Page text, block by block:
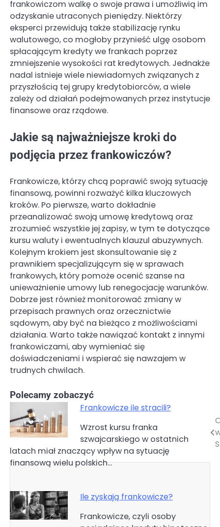
frankowiczom walkę o swoje prawa i umożliwią im
odzyskanie utraconych pieniędzy. Niektórzy
eksperci przewidują także stabilizację rynku
walutowego, co mogłoby przynieść ulgę osobom
spłacającym kredyty we frankach poprzez
zmniejszenie wysokości rat kredytowych. Jednakże
nadal istnieje wiele niewiadomych związanych z
przyszłością tej grupy kredytobiorców, a wiele
zależy od działań podejmowanych przez instytucje
finansowe oraz rządowe.
Jakie są najważniejsze kroki do
podjęcia przez frankowiczów?
Frankowicze, którzy chcą poprawić swoją sytuację
finansową, powinni rozważyć kilka kluczowych
kroków. Po pierwsze, warto dokładnie
przeanalizować swoją umowę kredytową oraz
zrozumieć wszystkie jej zapisy, w tym te dotyczące
kursu waluty i ewentualnych klauzul abuzywnych.
Kolejnym krokiem jest skonsultowanie się z
prawnikiem specjalizującym się w sprawach
frankowych, który pomoże ocenić szanse na
unieważnienie umowy lub renegocjację warunków.
Dobrze jest również monitorować zmiany w
przepisach prawnych oraz orzecznictwie
sądowym, aby być na bieżąco z możliwościami
działania. Warto także nawiązać kontakt z innymi
frankowiczami, aby wymieniać się
doświadczeniami i wspierać się nawzajem w
trudnych chwilach.
Polecamy zobaczyć
Frankowicze ile stracili?
Wzrost kursu franka
szwajcarskiego w ostatnich
latach miał znaczący wpływ na sytuację
finansową wielu polskich…
Ile zyskają frankowicze?
Frankowicze, czyli osoby
Nawigacja
wpisu